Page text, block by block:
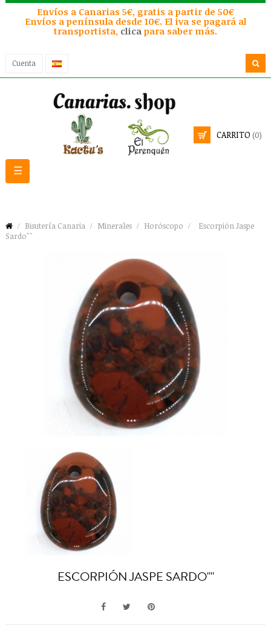
Envíos a Canarias 5€, gratis a partir de 50€
Envíos a península desde 10€. El iva se pagará al
transportista, clica para saber más.
Cuenta
CARRITO (0)
Navegación
de
☰
Bisutería Canaria Minerales Horóscopo
Escorpión Jaspe
Sardo""
ESCORPIÓN JASPE SARDO""